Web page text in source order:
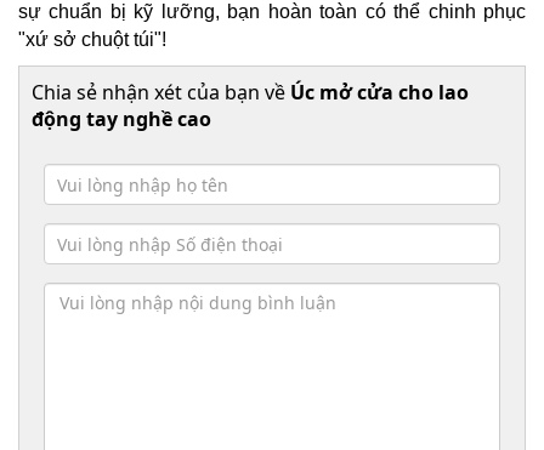
sự chuẩn bị kỹ lưỡng, bạn hoàn toàn có thể chinh phục
"xứ sở chuột túi"!
Chia sẻ nhận xét của bạn về Úc mở cửa cho lao
động tay nghề cao